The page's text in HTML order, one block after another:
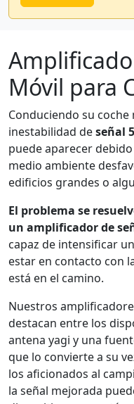
Móvil para
Conduciendo su
inestabilidad deseñal
puede aparecer
medio ambiente
edificios grandes o
El problema se
un amplificador de
capaz de intensificar
estar en contacto con
está en el camino.
Nuestros
destacan entre los
antena yagi y una
que lo convierte a su
los aficionados al
la señal mejorada